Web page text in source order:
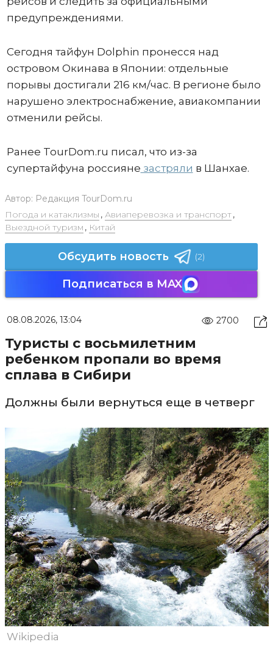
предупреждениями.
Сегодня тайфун Dolphin пронесся над
островом Окинава в Японии: отдельные
порывы достигали 216 км/час. В регионе было
нарушено электроснабжение, авиакомпании
отменили рейсы.
Ранее TourDom.ru писал, что из-за
супертайфуна россияне застряли в Шанхае.
Автор: Редакция TourDom.ru
Погода и катаклизмы , Авиаперевозка и транспорт,
Выездной туризм , Китай
Обсудить новость (2)
Подписаться в MAX
08.08.2026, 13:04 2700
Туристы с восьмилетним
ребенком пропали во время
сплава в Сибири
Должны были вернуться еще в четверг
Wikipedia